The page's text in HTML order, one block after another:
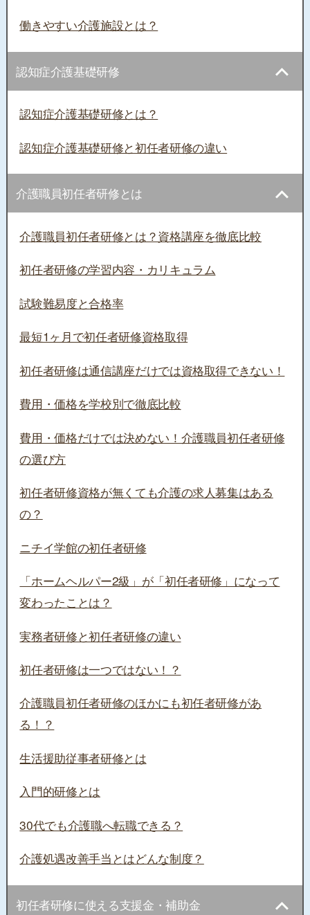
働きやすい介護施設とは？
認知症介護基礎研修
認知症介護基礎研修とは？
認知症介護基礎研修と初任者研修の違い
介護職員初任者研修とは
介護職員初任者研修とは？資格講座を徹底比較
初任者研修の学習内容・カリキュラム
試験難易度と合格率
最短1ヶ月で初任者研修資格取得
初任者研修は通信講座だけでは資格取得できない！
費用・価格を学校別で徹底比較
費用・価格だけでは決めない！介護職員初任者研修
の選び方
初任者研修資格が無くても介護の求人募集はある
の？
ニチイ学館の初任者研修
「ホームヘルパー2級」が「初任者研修」になって
変わったことは？
実務者研修と初任者研修の違い
初任者研修は一つではない！？
介護職員初任者研修のほかにも初任者研修があ
る！？
生活援助従事者研修とは
入門的研修とは
30代でも介護職へ転職できる？
介護処遇改善手当とはどんな制度？
初任者研修に使える支援金・補助金